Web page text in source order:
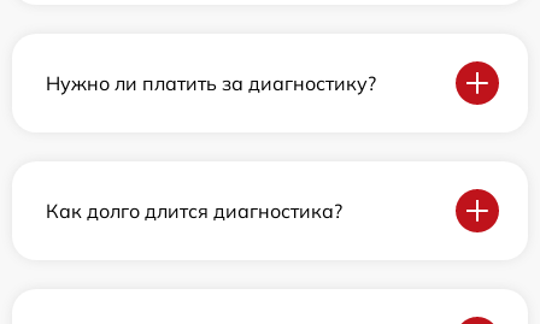
Нужно ли платить за диагностику?
Как долго длится диагностика?